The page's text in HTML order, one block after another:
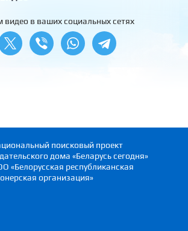
видео в ваших социальных сетях
поисковый проект
дома «Беларусь сегодня»
«Белорусская республиканская
организация»